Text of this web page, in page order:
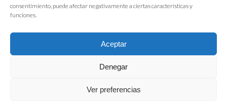
consentimiento, puede afectar negativamente a ciertas características y
funciones.
Aceptar
Denegar
Ver preferencias
FIAB Federación Española de Industrias de la Alimentación y Bebidas